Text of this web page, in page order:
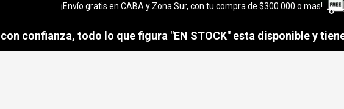
¡Envío gratis en CABA y Zona Sur, con tu compra de $300.000 o mas!
con confianza, todo lo que figura "EN STOCK" esta disponible y